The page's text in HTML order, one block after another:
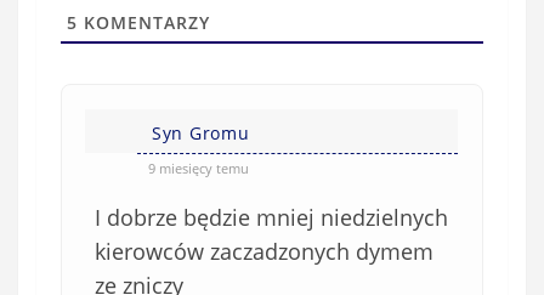
w
(
5 KOMENTARZY
Syn Gromu
9 miesięcy temu
I dobrze będzie mniej niedzielnych
kierowców zaczadzonych dymem
ze zniczy